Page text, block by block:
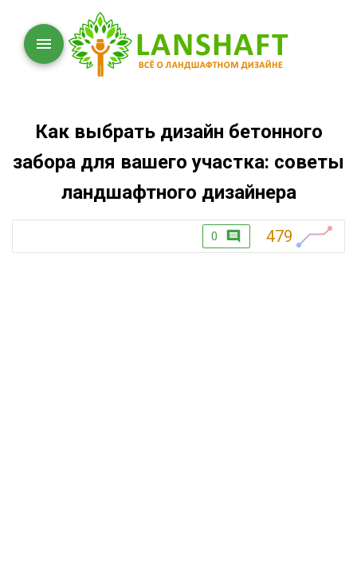
Как выбрать дизайн бетонного
забора для вашего участка: советы
ландшафтного дизайнера
0 479